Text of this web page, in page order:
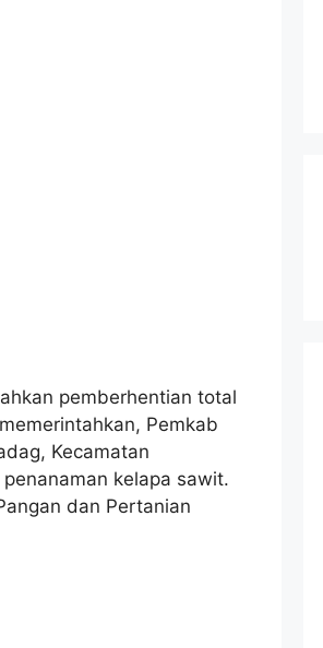
pemberhentian total
Pemkab
Kecamatan
kelapa sawit.
dan Pertanian